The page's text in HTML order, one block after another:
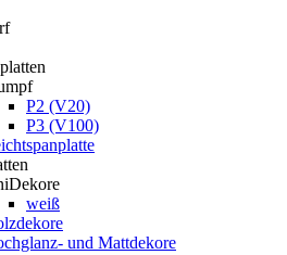
P2 (V20)
P3 (V100)
weiß
und Mattdekore